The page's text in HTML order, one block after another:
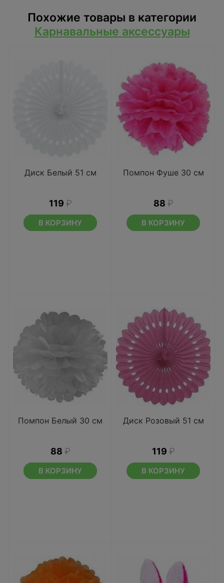
Похожие товары в категории
Карнавальные аксессуары
Диск Белый 51 см
119 ₽
В КОРЗИНУ
Помпон Фуше 30 см
88 ₽
В КОРЗИНУ
Помпон Белый 30 см
88 ₽
В КОРЗИНУ
Диск Розовый 51 см
119 ₽
В КОРЗИНУ